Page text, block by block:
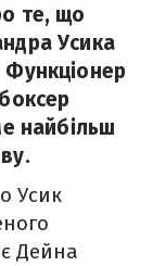
те, що
Усика
найбільш
Усик
Дейна